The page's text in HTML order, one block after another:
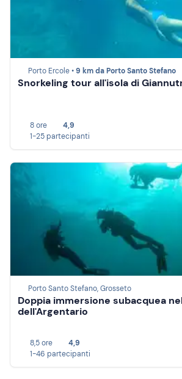
Porto Ercole •9 km da Porto Santo Stefano
Snorkeling tour all'isola di
8 ore
4,9
1-25 partecipanti
Porto Santo Stefano, Grosseto
Doppia immersione subacquea
dell'Argentario
8,5 ore
4,9
1-46 partecipanti